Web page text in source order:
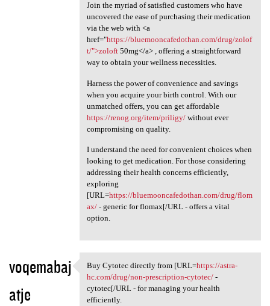
Join the myriad of satisfied customers who have
uncovered the ease of purchasing their medication
via the web with <a
href="https://bluemooncafedothan.com/drug/zolof
t/">zoloft50mg</a> , offering a straightforward
way to obtain your wellness necessities.
Harness the power of convenience and savings
when you acquire your birth control. With our
unmatched offers, you can get affordable
https://renog.org/item/priligy/without ever
compromising on quality.
I understand the need for convenient choices when
looking to get medication. For those considering
addressing their health concerns efficiently,
exploring
[URL=https://bluemooncafedothan.com/drug/flom
ax/- generic for flomax[/URL - offers a vital
option.
voqemabaj
atje
Buy Cytotec directly from
Buy Cytotec directly from [URL=https://astra-
hc.com/drug/non-prescription-cytotec/-
cytotec[/URL - for managing your health
efficiently.